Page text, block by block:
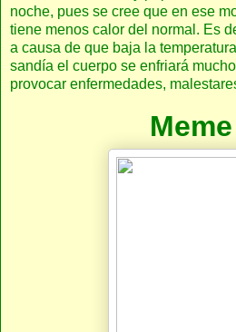
noche, pues se cree que en ese
tiene menos calor del normal. Es
a causa de que baja la
sandía el cuerpo se enfriará
provocar enfermedades,